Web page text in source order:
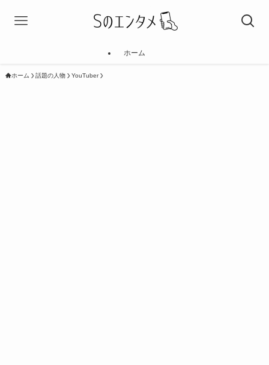
ホーム
ホーム 話題の人物 YouTuber